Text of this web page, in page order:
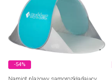
-54%